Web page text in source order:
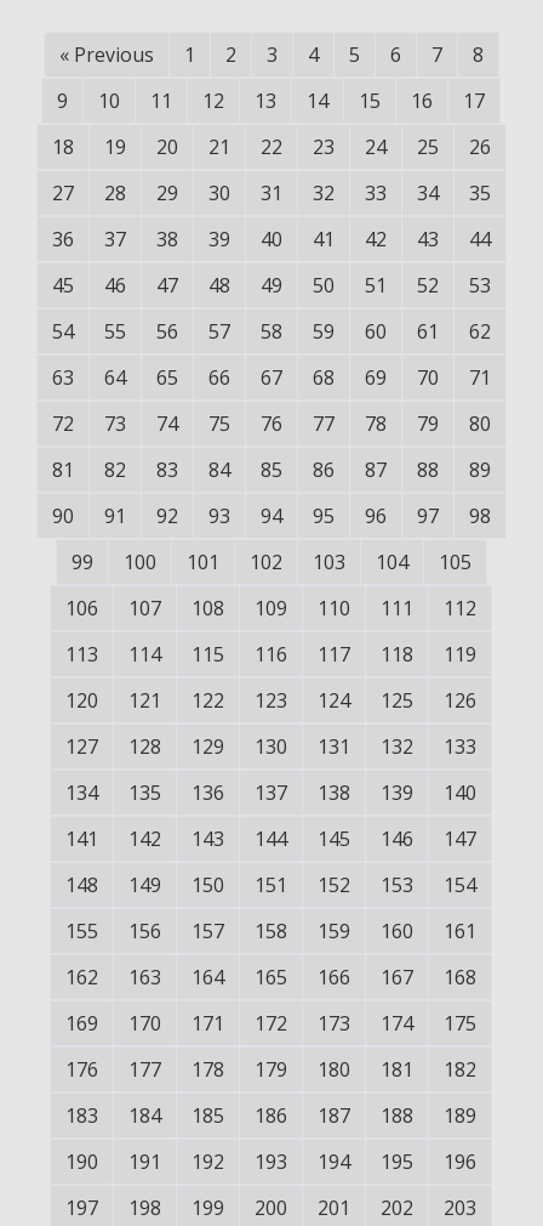
« Previous 1 2 3 4 5 6 7
8
9
10 11 12 13 14 15 16
17
18
19 20 21 22 23 24 25
26
27
28 29 30 31 32 33 34
35
36
37 38 39 40 41 42 43
44
45
46 47 48 49 50 51 52
53
54
55 56 57 58 59 60 61
62
63
64 65 66 67 68 69 70
71
72
73 74 75 76 77 78 79
80
81
82 83 84 85 86 87 88
89
90
91 92 93 94 95 96 97
98
99
100 101 102 103 104
105
106
107 108 109 110 111
112
113
114 115 116 117 118
119
120
121 122 123 124 125
126
127
128 129 130 131 132
133
134
135 136 137 138 139
140
141
142 143 144 145 146
147
148
149 150 151 152 153
154
155
156 157 158 159 160
161
162
163 164 165 166 167
168
169
170 171 172 173 174
175
176
177 178 179 180 181
182
183
184 185 186 187 188
189
190
191 192 193 194 195
196
197
198 199 200 201 202
203